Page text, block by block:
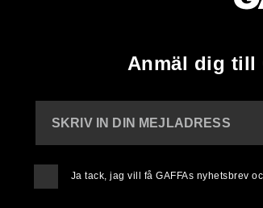
Anmäl dig till
SKRIV IN DIN MEJLADRESS
Ja tack, jag vill få GAFFAs nyhetsbrev